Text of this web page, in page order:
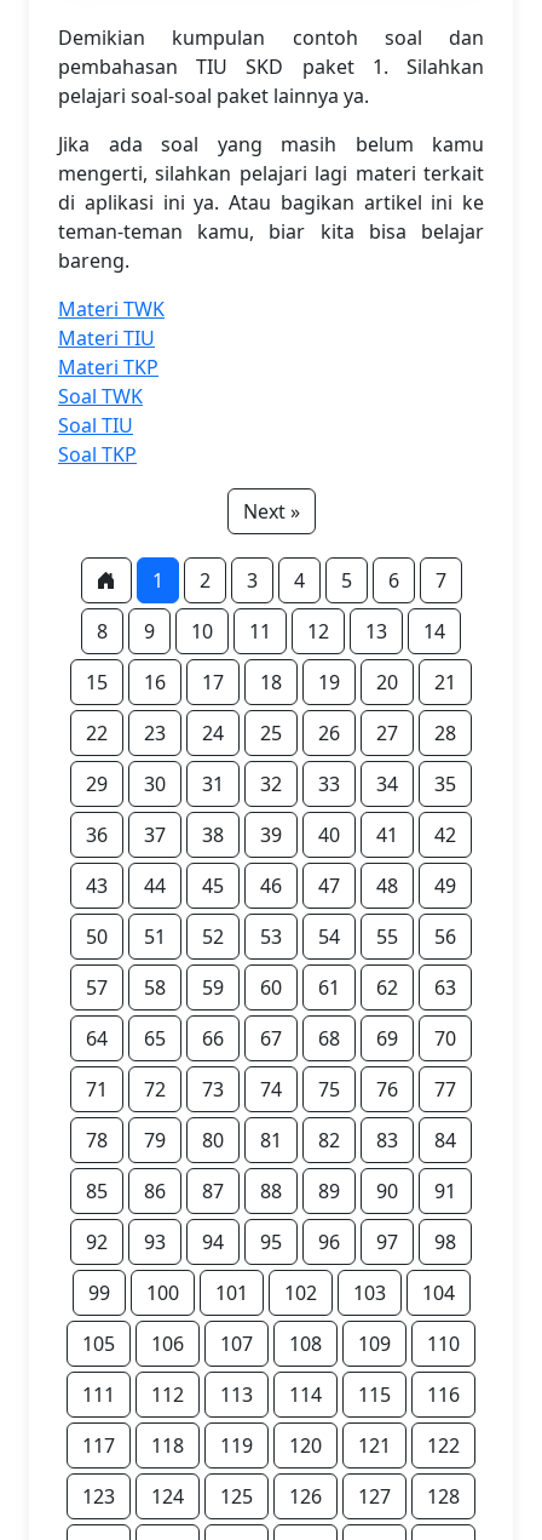
Demikian kumpulan contoh soal dan
pembahasan TIU SKD paket 1. Silahkan
pelajari soal-soal paket lainnya ya.
Jika ada soal yang masih belum kamu
mengerti, silahkan pelajari lagi materi terkait
di aplikasi ini ya. Atau bagikan artikel ini ke
teman-teman kamu, biar kita bisa belajar
bareng.
Materi TWK
Materi TIU
Materi TKP
Soal TWK
Soal TIU
Soal TKP
Next »
1 2 3 4 5 6
7
8
9 10 11 12 13
14
15
16 17 18 19 20
21
22
23 24 25 26 27
28
29
30 31 32 33 34
35
36
37 38 39 40 41
42
43
44 45 46 47 48
49
50
51 52 53 54 55
56
57
58 59 60 61 62
63
64
65 66 67 68 69
70
71
72 73 74 75 76
77
78
79 80 81 82 83
84
85
86 87 88 89 90
91
92
93 94 95 96 97
98
99
100 101 102 103
104
105
106 107 108 109
110
111
112 113 114 115
116
117
118 119 120 121
122
123
124 125 126 127
128